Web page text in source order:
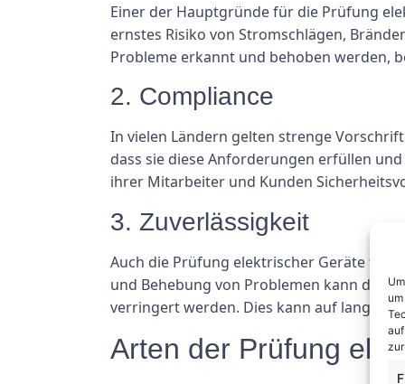
Einer der Hauptgründe für die Prüfung
ernstes Risiko von Stromschlägen,
Probleme erkannt und behoben werden,
2. Compliance
In vielen Ländern gelten strenge
dass sie diese Anforderungen erfüllen
ihrer Mitarbeiter und Kunden
3. Zuverlässigkeit
Auch die Prüfung elektrischer Geräte
und Behebung von Problemen kann die
verringert werden. Dies kann auf lange
Arten der Prüfung